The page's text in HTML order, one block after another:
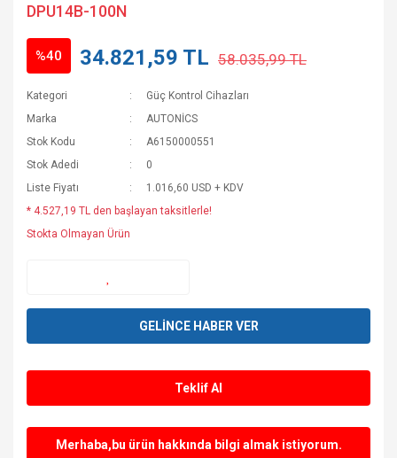
DPU14B-100N
%40 34.821,59 TL 58.035,99 TL
Kategori
Güç Kontrol Cihazları
Marka
AUTONİCS
Stok Kodu
A6150000551
Stok Adedi
0
Liste Fiyatı
1.016,60 USD + KDV
* 4.527,19 TL den başlayan taksitlerle!
Stokta Olmayan Ürün
GELİNCE HABER VER
Teklif Al
Merhaba,bu ürün hakkında bilgi almak istiyorum.